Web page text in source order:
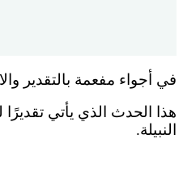
في أجواء مفعمة بالتقدير
هذا الحدث الذي يأتي
النبيلة.